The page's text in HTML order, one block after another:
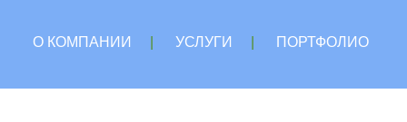
О КОМПАНИИ УСЛУГИ
ПОРТФОЛИО